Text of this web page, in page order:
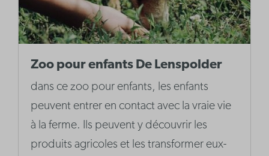
Zoo pour enfants De Lenspolder
dans ce zoo pour enfants, les enfants
peuvent entrer en contact avec la vraie vie
à la ferme. Ils peuvent y découvrir les
produits agricoles et les transformer eux-